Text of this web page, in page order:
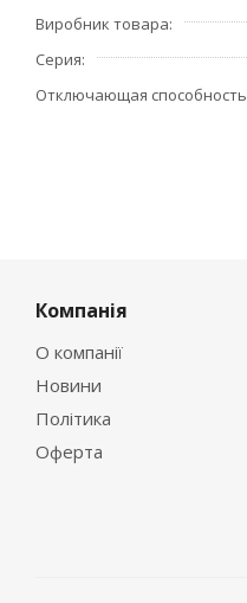
Виробник товара
Серия
Отключающая способность
Компанія
О компанії
Новини
Політика
Оферта